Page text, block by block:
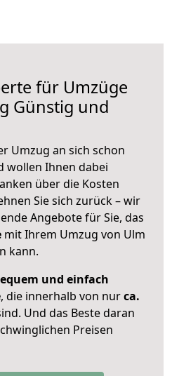
für Umzüge
Günstig und
Umzug an sich schon
wollen Ihnen dabei
über die Kosten
Sie sich zurück – wir
Angebote für Sie, das
mit Ihrem Umzug von Ulm
kann.
und einfach
, die innerhalb von nurca.
Und das Beste daran
Preisen